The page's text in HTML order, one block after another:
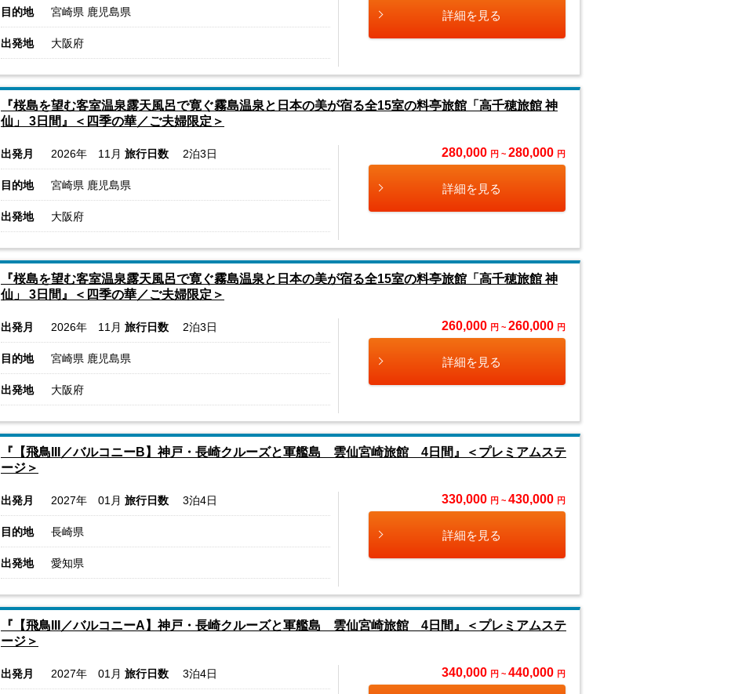
目的地 宮崎県 鹿児島県
出発地 大阪府
詳細を見る
『桜島を望む客室温泉露天風呂で寛ぐ霧島温泉と日本の美が宿る全15室の料亭旅館「高千穂旅館 神
仙」 3日間』＜四季の華／ご夫婦限定＞
出発月 2026年 11月 旅行日数 2泊3日
目的地 宮崎県 鹿児島県
出発地 大阪府
280,000 円 ~ 280,000 円
詳細を見る
『桜島を望む客室温泉露天風呂で寛ぐ霧島温泉と日本の美が宿る全15室の料亭旅館「高千穂旅館 神
仙」 3日間』＜四季の華／ご夫婦限定＞
出発月 2026年 11月 旅行日数 2泊3日
目的地 宮崎県 鹿児島県
出発地 大阪府
260,000 円 ~ 260,000 円
詳細を見る
『【飛鳥III／バルコニーB】神戸・長崎クルーズと軍艦島 雲仙宮崎旅館 4日間』＜プレミアムステ
ージ＞
出発月 2027年 01月 旅行日数 3泊4日
目的地 長崎県
出発地 愛知県
330,000 円 ~ 430,000 円
詳細を見る
『【飛鳥III／バルコニーA】神戸・長崎クルーズと軍艦島 雲仙宮崎旅館 4日間』＜プレミアムステ
ージ＞
出発月 2027年 01月 旅行日数 3泊4日 340,000 円 ~ 440,000 円